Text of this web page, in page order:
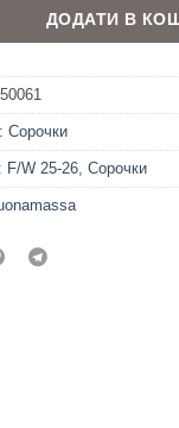
ДОДАТИ В
50061
Сорочки
F/W 25-26, Сорочки